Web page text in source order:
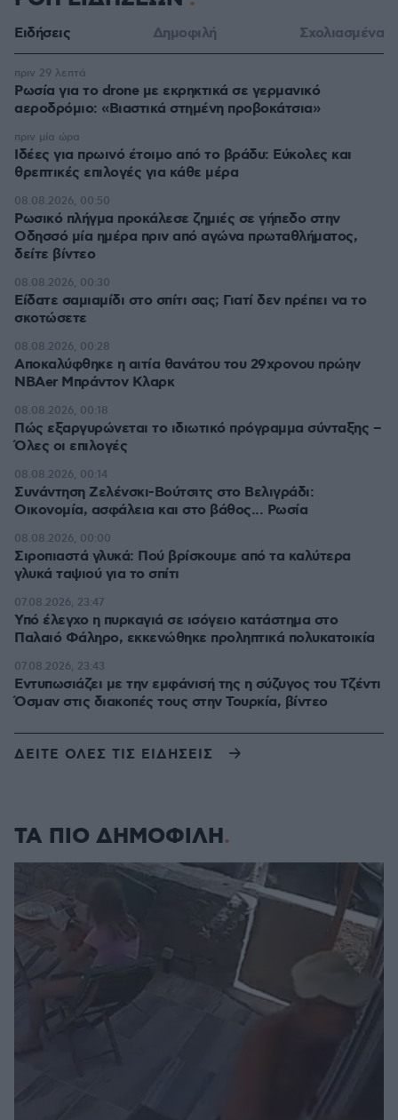
Ειδήσεις Δημοφιλή Σχολιασμένα
Ρωσία για το drone με εκρηκτικά σε γερμανικό
αεροδρόμιο: «Βιαστικά στημένη προβοκάτσια»
πριν 29 λεπτά
Ιδέες για πρωινό έτοιμο από το βράδυ: Εύκολες και
θρεπτικές επιλογές για κάθε μέρα
πριν μία ώρα
Ρωσικό πλήγμα προκάλεσε ζημιές σε γήπεδο στην
Οδησσό μία ημέρα πριν από αγώνα πρωταθλήματος,
δείτε βίντεο
08.08.2026, 00:50
Είδατε σαμιαμίδι στο σπίτι σας; Γιατί δεν πρέπει να το
σκοτώσετε
08.08.2026, 00:30
Αποκαλύφθηκε η αιτία θανάτου του 29χρονου πρώην
NBAer Μπράντον Κλαρκ
08.08.2026, 00:28
Πώς εξαργυρώνεται το ιδιωτικό πρόγραμμα σύνταξης –
Όλες οι επιλογές
08.08.2026, 00:18
Συνάντηση Ζελένσκι-Βούτσιτς στο Βελιγράδι:
Οικονομία, ασφάλεια και στο βάθος... Ρωσία
08.08.2026, 00:14
Σιροπιαστά γλυκά: Πού βρίσκουμε από τα καλύτερα
γλυκά ταψιού για το σπίτι
08.08.2026, 00:00
Υπό έλεγχο η πυρκαγιά σε ισόγειο κατάστημα στο
Παλαιό Φάληρο, εκκενώθηκε προληπτικά πολυκατοικία
07.08.2026, 23:47
Εντυπωσιάζει με την εμφάνισή της η σύζυγος του Τζέντι
Όσμαν στις διακοπές τους στην Τουρκία, βίντεο
07.08.2026, 23:43
ΔΕΙΤΕ ΟΛΕΣ ΤΙΣ ΕΙΔΗΣΕΙΣ
ΤΑ ΠΙΟ ΔΗΜΟΦΙΛΗ